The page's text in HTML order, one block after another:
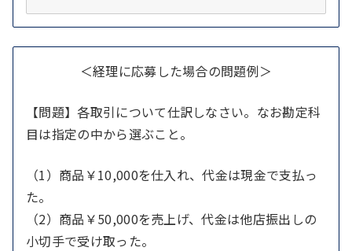
＜経理に応募した場合の問題例＞
【問題】各取引について仕訳しなさい。なお勘定科
目は指定の中から選ぶこと。
（1）商品￥10,000を仕入れ、代金は現金で支払っ
た。
（2）商品￥50,000を売上げ、代金は他店振出しの
小切手で受け取った。